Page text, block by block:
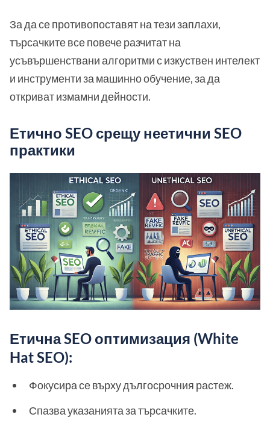
За да се противопоставят на тези заплахи,
търсачките все повече разчитат на
усъвършенствани алгоритми с изкуствен интелект
и инструменти за машинно обучение, за да
откриват измамни дейности.
Етично SEO срещу неетични SEO
практики
Етична SEO оптимизация (White
Hat SEO):
Фокусира се върху дългосрочния растеж.
Спазва указанията за търсачките.